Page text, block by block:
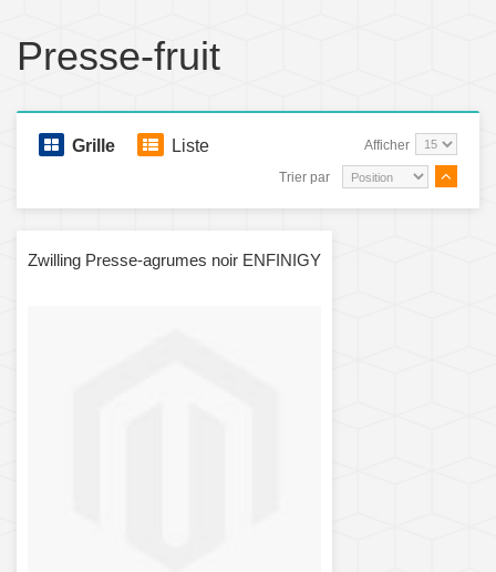
Presse-fruit
Grille Liste Afficher
Trier par
Zwilling Presse-agrumes noir ENFINIGY